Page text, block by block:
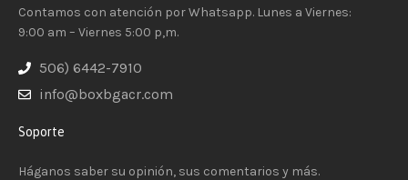
Contamos con atención por Whatsapp. Lunes a Viernes:
9:00 am – Viernes 5:00 p,m.
506) 6442-7910
info@boxbgacr.com
Soporte
Háganos saber su opinión, sus comentarios y más.